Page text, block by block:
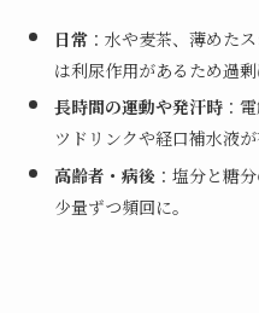
日常：水や麦茶、薄めた
は利尿作用があるため過剰
長時間の運動や発汗時：
ツドリンクや経口補水液が
高齢者・病後 ：塩分と糖
少量ずつ頻回に。